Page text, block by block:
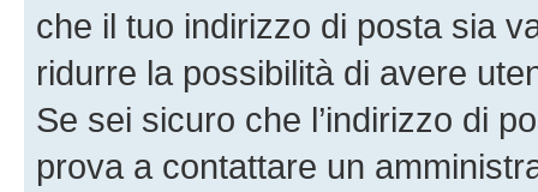
che il tuo indirizzo di posta sia
ridurre la possibilità di avere
Se sei sicuro che l’indirizzo di
prova a contattare un